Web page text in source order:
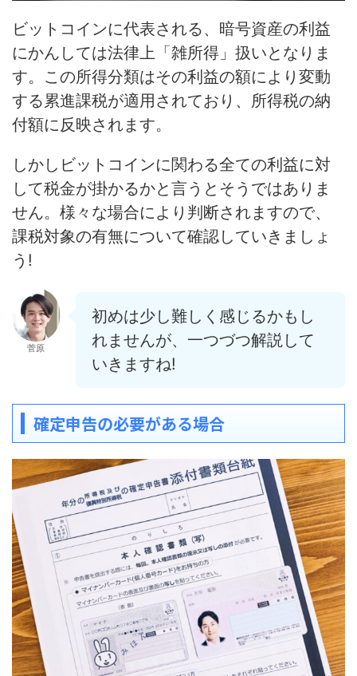
ビットコインに代表される、暗号資産の利益
にかんしては法律上「雑所得」扱いとなりま
す。この所得分類はその利益の額により変動
する累進課税が適用されており、所得税の納
付額に反映されます。
しかし ビットコインに関わる全ての利益に対
して税金が掛かるかと言うとそうではありま
せん。 様々な場合により判断されますので、
課税対象の有無について確認していきましょ
う!
菅原
初めは少し難しく感じるかもし
れませんが、一つづつ解説して
いきますね!
確定申告の必要がある場合